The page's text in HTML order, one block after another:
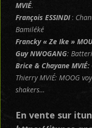
MVIÉ.
François ESSINDI:
Bamiléké
Francky « Ze Ike »
Guy NWOGANG:
Brice & Chayane MVIÉ:
Thierry MVIÉ: MOOG
shakers…
En vente sur